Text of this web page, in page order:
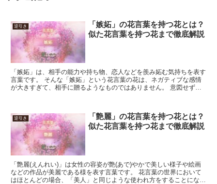
逆引き
「嫉妬」の花言葉を持つ花とは？
似た花言葉を持つ花まで徹底解説
「嫉妬」は、相手の能力や持ち物、恋人などを羨み妬む気持ちを表す
言葉です。 そんな「嫉妬」という花言葉の花は、ネガティブな感情
が大きすぎて、相手に贈るようなものではありません。 意図せず贈
逆引き
「艶麗」の花言葉を持つ花とは？
似た花言葉を持つ花まで徹底解説
「艶麗(えんれい)」は女性の容姿が艶(あで)やかで美しい様子や絵画
などの作品が美麗である様を表す言葉です。 花言葉の世界において
はほとんどの場合、「美人」と同じような使われ方をすることになる